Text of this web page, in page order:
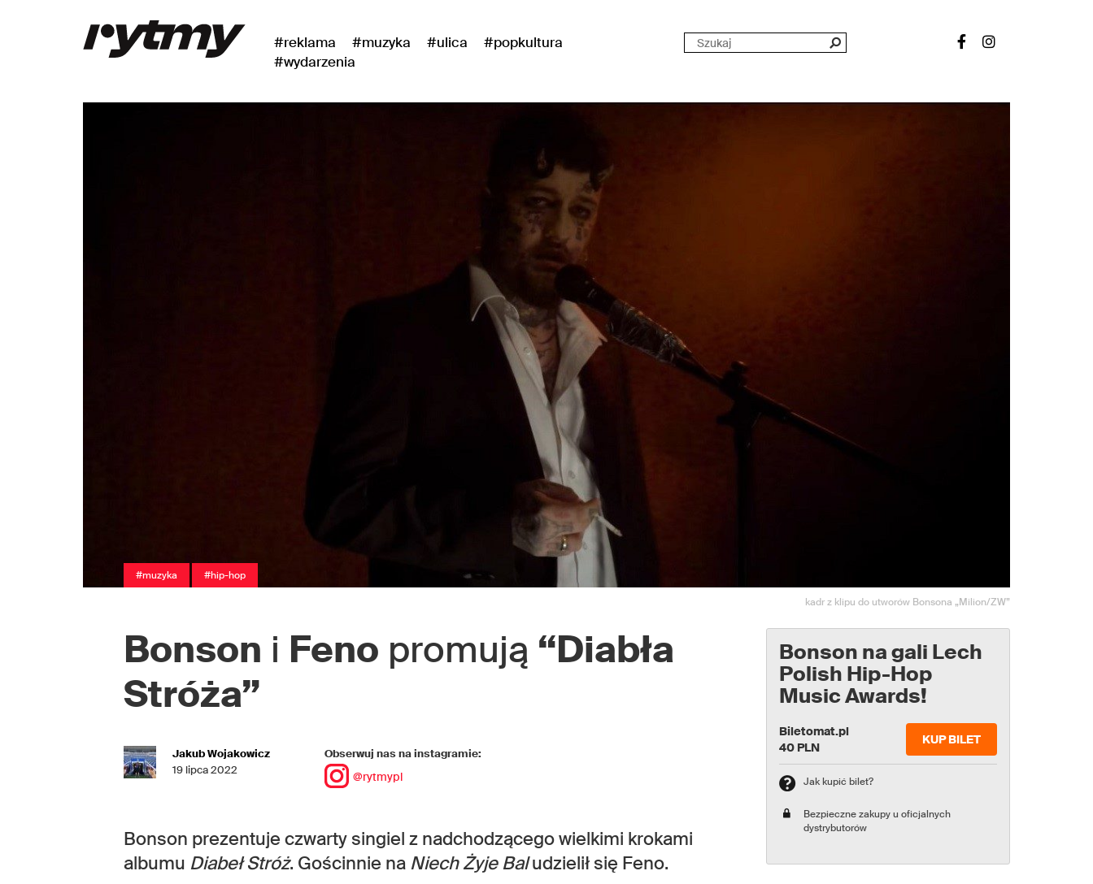
#reklama #muzyka #ulica
#popkultura
#wydarzenia
#muzyka #hip-hop
kadr z klipu do utworów Bonsona „Milion/ZW”
Bonson i Feno promują “Diabła
Stróża”
Jakub Wojakowicz
19 lipca 2022
Obserwuj nas na instagramie:
@rytmypl
Bonson prezentuje czwarty singiel z nadchodzącego wielkimi krokami
albumu Diabeł Stróż. Gościnnie na Niech Żyje Baludzielił się Feno.
Bonson na gali Lech
Polish Hip-Hop
Music Awards!
Biletomat.pl
40 PLN
KUP BILET
Jak kupić bilet?
Bezpieczne zakupy u oficjalnych
dystrybutorów